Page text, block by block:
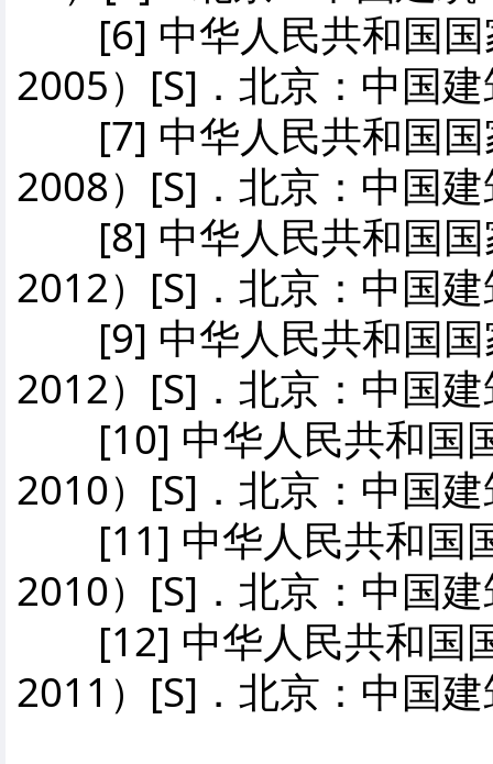
[6] 中华人民共和国国
2005）[S]．北京：中国
[7] 中华人民共和国国
2008）[S]．北京：中国
[8] 中华人民共和国国
2012）[S]．北京：中国
[9] 中华人民共和国国
2012）[S]．北京：中国
[10] 中华人民共和国国
2010）[S]．北京：中国
[11] 中华人民共和国国
2010）[S]．北京：中国
[12] 中华人民共和国国
2011）[S]．北京：中国